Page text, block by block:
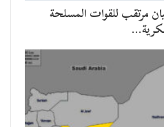
مرتقب للقوات المسلحة